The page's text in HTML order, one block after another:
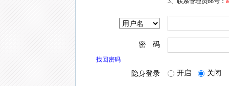
密 码
找回密码
隐身登录 开启 关闭